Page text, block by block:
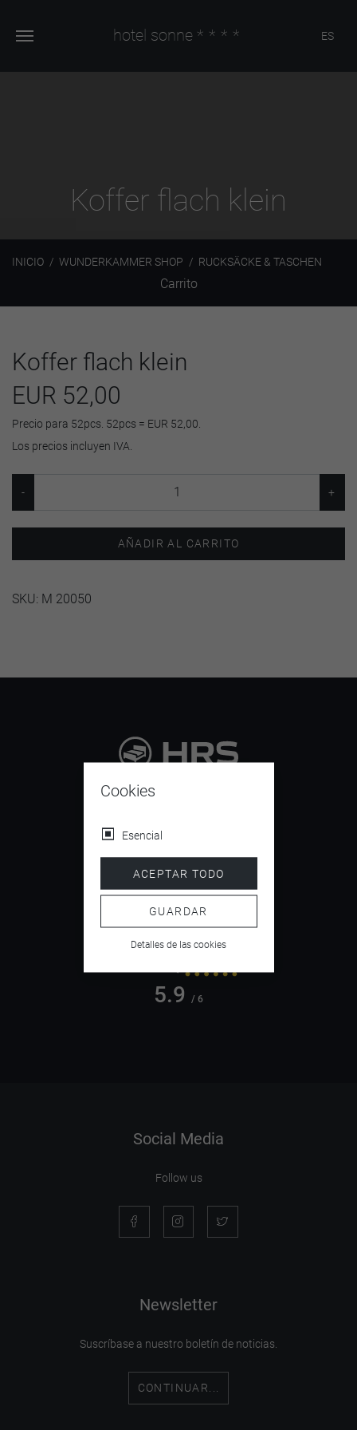
hotel sonne **** ES
Koffer flach klein
INICIO WUNDERKAMMER SHOP RUCKSÄCKE & TASCHEN
Carrito
Koffer flach klein
EUR 52,00
Precio para 52pcs. 52pcs = EUR 52,00.
Los precios incluyen IVA.
AÑADIR AL CARRITO
SKU: M 20050
9.4
4.5/ 5
5.9 / 6
Social Media
Follow us
Newsletter
Suscríbase a nuestro boletín de noticias.
CONTINUAR...
Cookies
Esencial
ACEPTAR TODO
GUARDAR
Detalles de las cookies